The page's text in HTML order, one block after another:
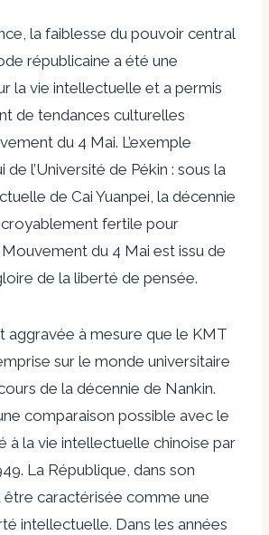
la faiblesse du pouvoir central
républicaine a été une
la vie intellectuelle et a permis
de tendances culturelles
du 4 Mai. L’exemple
l’Université de Pékin : sous la
de Cai Yuanpei, la décennie
fertile pour
Mouvement du 4 Mai est issu de
de la liberté de pensée.
aggravée à mesure que le KMT
sur le monde universitaire
de la décennie de Nankin.
comparaison possible avec le
à la vie intellectuelle chinoise par
La République, dans son
caractérisée comme une
intellectuelle. Dans les années